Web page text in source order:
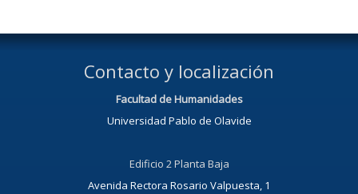
Contacto y localización
Facultad de Humanidades
Universidad Pablo de Olavide
Edificio 2 Planta Baja
Avenida Rectora Rosario Valpuesta, 1